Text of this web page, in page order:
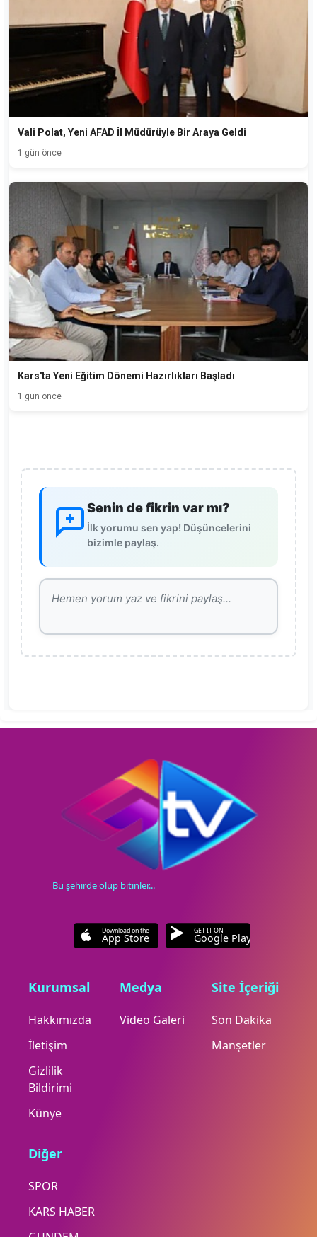
Vali Polat, Yeni AFAD İl Müdürüyle Bir Araya Geldi
1 gün önce
Kars'ta Yeni Eğitim Dönemi Hazırlıkları Başladı
1 gün önce
Senin de fikrin var mı?
İlk yorumu sen yap! Düşüncelerini
bizimle paylaş.
Bu şehirde olup bitinler...
Download on the
App Store
GET IT ON
Google Play
Kurumsal
Hakkımızda
İletişim
Gizlilik
Bildirimi
Künye
Medya
Video Galeri
Site İçeriği
Son Dakika
Manşetler
Diğer
SPOR
KARS HABER